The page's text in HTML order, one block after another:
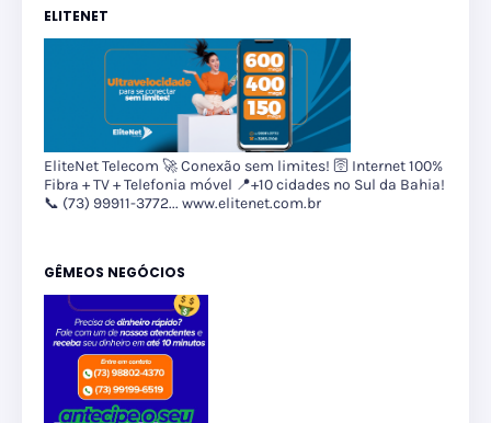
ELITENET
EliteNet Telecom 🚀 Conexão sem limites! 🛜 Internet 100%
Fibra + TV + Telefonia móvel 📍+10 cidades no Sul da Bahia!
📞 (73) 99911-3772... www.elitenet.com.br
GÊMEOS NEGÓCIOS